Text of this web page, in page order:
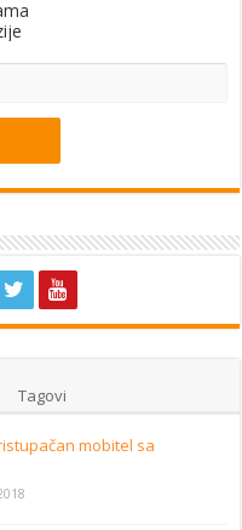
Tagovi
mobitel sa